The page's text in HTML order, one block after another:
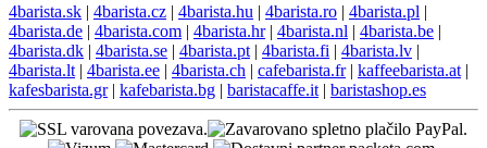
4barista.sk | 4barista.cz | 4barista.hu | 4barista.ro | 4barista.pl |
4barista.de | 4barista.com | 4barista.hr| 4barista.nl | 4barista.be |
4barista.dk | 4barista.se | 4barista.pt | 4barista.fi | 4barista.lv |
4barista.lt | 4barista.ee | 4barista.ch | cafebarista.fr| kaffeebarista.at |
kafesbarista.gr| kafebarista.bg | baristacaffe.it | baristashop.es